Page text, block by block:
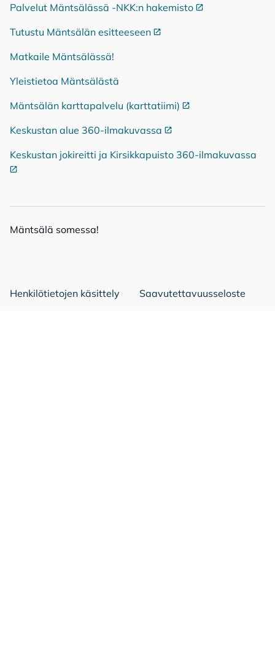
Palvelut Mäntsälässä -NKK:n hakemisto Ulkoinen linkki
Tutustu Mäntsälän esitteeseen Ulkoinen linkki
Matkaile Mäntsälässä!
Yleistietoa Mäntsälästä
Mäntsälän karttapalvelu (karttatiimi) Ulkoinen linkki
Keskustan alue 360-ilmakuvassa Ulkoinen linkki
Keskustan jokireitti ja Kirsikkapuisto 360-ilmakuvassa
Mänt­sä­lä so­mes­sa!
Henkilötietojen käsittely Saavutettavuusseloste